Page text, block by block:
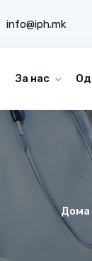
info@iph.mk
За нас
Дома